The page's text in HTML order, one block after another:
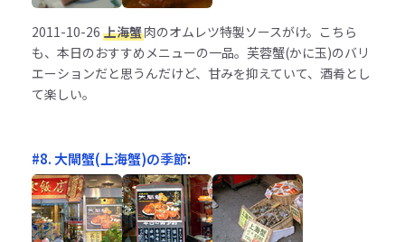
2011-10-26 上海蟹肉のオムレツ特製ソースがけ。こちら
も、本日のおすすめメニューの一品。芙蓉蟹(かに玉)のバリ
エーションだと思うんだけど、甘みを抑えていて、酒肴とし
て楽しい。
#8. 大閘蟹(上海蟹)の季節: